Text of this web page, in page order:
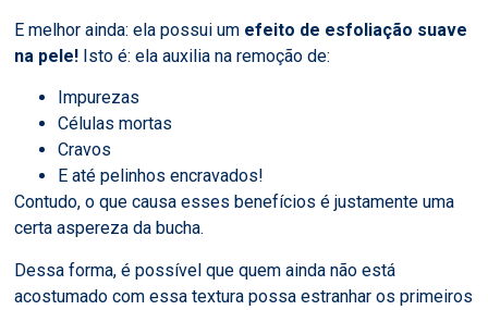
E melhor ainda: ela possui um efeito de esfoliação suave
na pele! Isto é: ela auxilia na remoção de:
Impurezas
Células mortas
Cravos
E até pelinhos encravados!
Contudo, o que causa esses benefícios é justamente uma
certa aspereza da bucha.
Dessa forma, é possível que quem ainda não está
acostumado com essa textura possa estranhar os primeiros